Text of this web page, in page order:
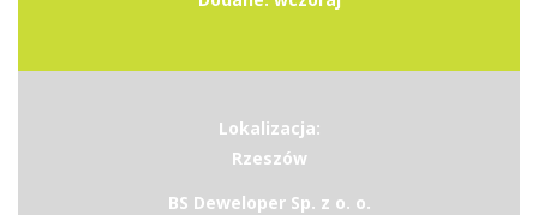
Lokalizacja:
Rzeszów
BS Deweloper Sp. z o. o.